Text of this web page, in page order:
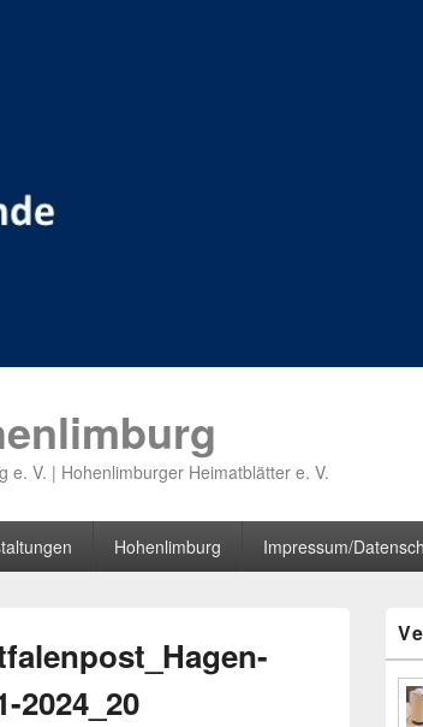
e. V. | Hohenlimburger Heimatblätter e. V.
Hohenlimburg Impressum/
2024_20